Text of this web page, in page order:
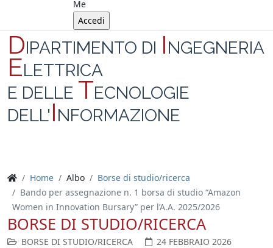
Me
DIPARTIMENTO DI INGEGNERIA
ELETTRICA
E DELLE TECNOLOGIE
DELL'INFORMAZIONE
Home Albo
Borse di studio/ricerca
Bando per assegnazione n. 1 borsa di studio “Amazon
Women in Innovation Bursary” per l’A.A. 2025/2026
BORSE DI STUDIO/RICERCA
BORSE DI STUDIO/RICERCA
24 FEBBRAIO 2026